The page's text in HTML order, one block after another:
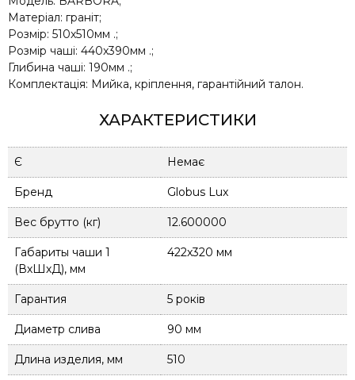
Матеріал: граніт;
Розмір: 510х510мм .;
Розмір чаші: 440x390мм .;
Глибина чаші: 190мм .;
Комплектація: Мийка, кріплення, гарантійний талон.
ХАРАКТЕРИСТИКИ
Є Немає
Бренд Globus Lux
Вес брутто (кг) 12.600000
Габариты чаши 1
(ВхШхД), мм
422x320 мм
Гарантия 5 років
Диаметр слива 90 мм
Длина изделия, мм 510